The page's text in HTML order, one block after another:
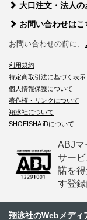
大口注文・法人の
お問い合わせはこ
お問い合わせの前に、
利用規約
特定商取引法に基づく表示
個人情報保護について
著作権・リンクについて
翔泳社について
SHOEISHA iDについて
ABJマ
サー
諾を
す登
翔泳社のWebメディ